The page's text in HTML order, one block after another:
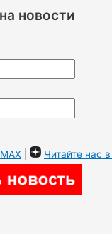
новости
| Читайте нас